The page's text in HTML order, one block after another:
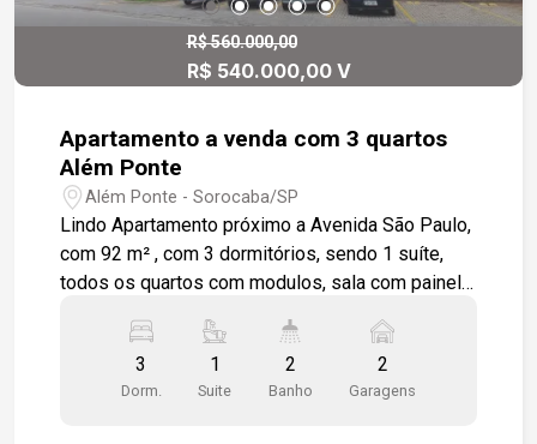
R$ 560.000,00
R$ 540.000,00 V
Apartamento a venda com 3 quartos
Além Ponte
Além Ponte - Sorocaba/SP
Lindo Apartamento próximo a Avenida São Paulo,
com 92 m² , com 3 dormitórios, sendo 1 suíte,
todos os quartos com modulos, sala com painel
coifa em alumínio, 1 banheiro social com
gabinete em granito preto, lavanderia e dispensa.
O apartamento possui varanda com pia em
3
Dorm.
1
Suite
2
Banho
2
Garagens